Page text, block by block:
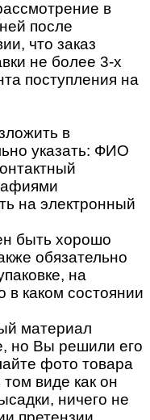
в
после
что заказ
не более 3-х
поступления на
в
указать: ФИО
на электронный
быть хорошо
обязательно
на
в каком состоянии
материал
но Вы решили его
фото товара
том виде как он
ничего не